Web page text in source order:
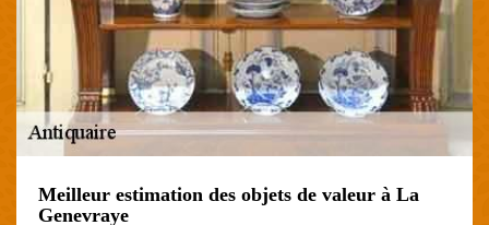
Meilleur estimation des objets de valeur à La
Genevraye